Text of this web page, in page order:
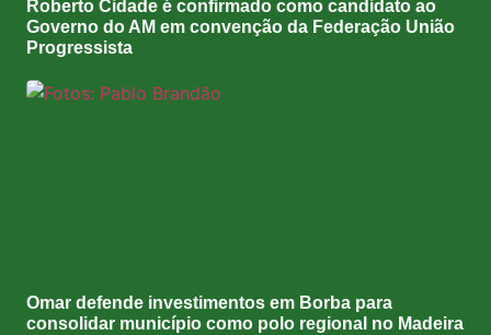
Roberto Cidade é confirmado como candidato ao
Governo do AM em convenção da Federação União
Progressista
Omar defende investimentos em Borba para
consolidar município como polo regional no Madeira